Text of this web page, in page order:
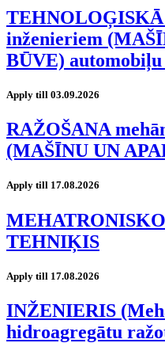
TEHNOLOĢISKĀ
inženieriem
BŪVE)
Apply till 03.09.2026
RAŽOŠANA
(MAŠĪNU UN
Apply till 17.08.2026
TEHNIĶIS
Apply till 17.08.2026
INŽENIERIS
hidroagregātu